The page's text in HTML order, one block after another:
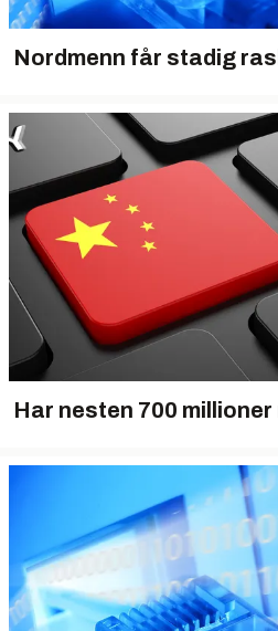
Nordmenn får stadig
Har nesten 700